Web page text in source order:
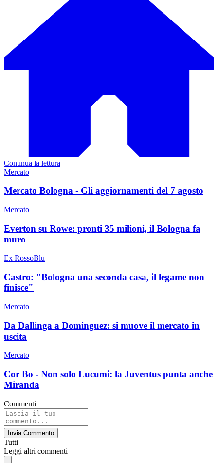
Continua la lettura
Mercato
Mercato Bologna - Gli aggiornamenti del 7 agosto
Mercato
Everton su Rowe: pronti 35 milioni, il Bologna fa
muro
Ex RossoBlu
Castro: "Bologna una seconda casa, il legame non
finisce"
Mercato
Da Dallinga a Dominguez: si muove il mercato in
uscita
Mercato
Cor Bo - Non solo Lucumi: la Juventus punta anche
Miranda
Commenti
Invia Commento
Tutti
Leggi altri commenti